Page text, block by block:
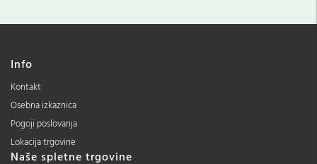
Info
Kontakt
Osebna izkaznica
Pogoji poslovanja
Lokacija trgovine
Naše spletne trgovine